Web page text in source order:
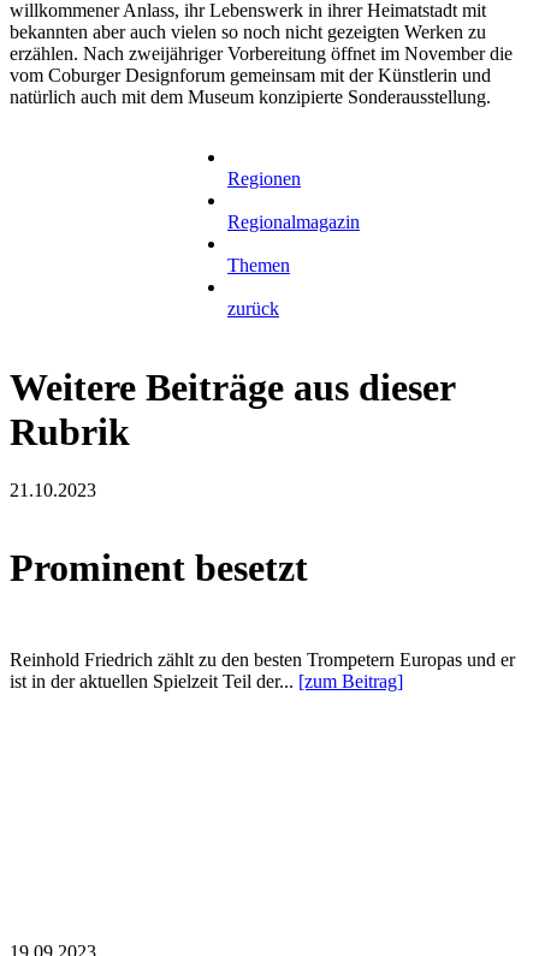
willkommener Anlass, ihr Lebenswerk in ihrer Heimatstadt mit
bekannten aber auch vielen so noch nicht gezeigten Werken zu
erzählen. Nach zweijähriger Vorbereitung öffnet im November die
vom Coburger Designforum gemeinsam mit der Künstlerin und
natürlich auch mit dem Museum konzipierte Sonderausstellung.
Regionen
Regionalmagazin
Themen
zurück
Weitere Beiträge aus dieser
Rubrik
21.10.2023
Prominent besetzt
Reinhold Friedrich zählt zu den besten Trompetern Europas und er
ist in der aktuellen Spielzeit Teil der... [zum Beitrag]
19.09.2023